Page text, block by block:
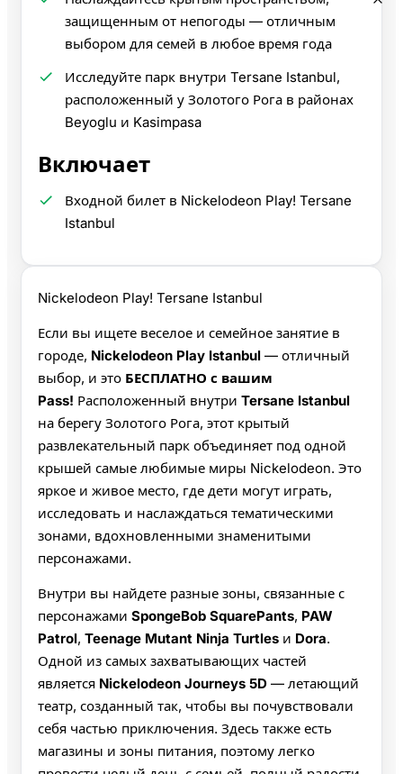
защищенным от непогоды — отличным
выбором для семей в любое время года
Исследуйте парк внутри Tersane Istanbul,
расположенный у Золотого Рога в районах
Beyoglu и Kasimpasa
Включает
Входной билет в Nickelodeon Play! Tersane
Istanbul
Nickelodeon Play! Tersane Istanbul
Если вы ищете веселое и семейное занятие в
городе, Nickelodeon Play Istanbul — отличный
выбор, и это БЕСПЛАТНО с вашим
Pass! Расположенный внутри Tersane Istanbul
на берегу Золотого Рога, этот крытый
развлекательный парк объединяет под одной
крышей самые любимые миры Nickelodeon. Это
яркое и живое место, где дети могут играть,
исследовать и наслаждаться тематическими
зонами, вдохновленными знаменитыми
персонажами.
Внутри вы найдете разные зоны, связанные с
персонажами SpongeBob SquarePants, PAW
Patrol, Teenage Mutant Ninja Turtles и Dora.
Одной из самых захватывающих частей
является Nickelodeon Journeys 5D — летающий
театр, созданный так, чтобы вы почувствовали
себя частью приключения. Здесь также есть
магазины и зоны питания, поэтому легко